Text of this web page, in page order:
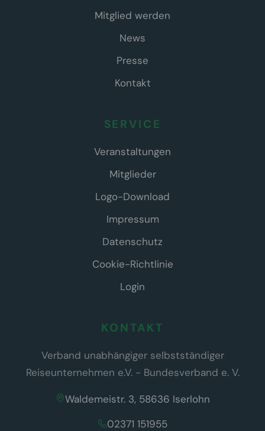
Mitglied werden
News
Presse
Kontakt
SERVICE
Veranstaltungen
Mitglieder
Logo-Download
Impressum
Datenschutz
Cookie-Richtlinie
Login
KONTAKT
Verband unabhängiger selbstständiger
Reiseunternehmen e.V. - Bundesverband e. V.
Waldemeistr. 3, 58636 Iserlohn
02371 151955